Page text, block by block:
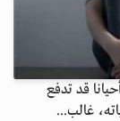
قد تدفع
غالب...